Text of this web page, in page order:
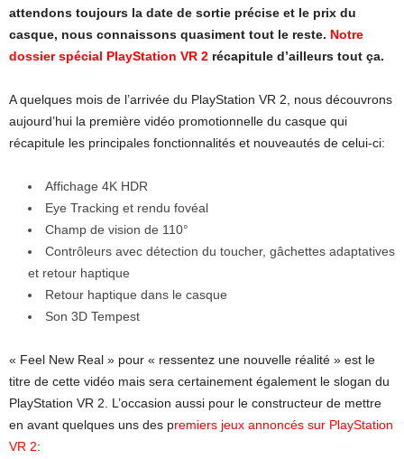
attendons toujours la date de sortie précise et le prix du
casque, nous connaissons quasiment tout le reste. Notre
dossier spécial PlayStation VR 2 récapitule d’ailleurs tout ça.
A quelques mois de l’arrivée du PlayStation VR 2, nous découvrons
aujourd’hui la première vidéo promotionnelle du casque qui
récapitule les principales fonctionnalités et nouveautés de celui-ci:
Affichage 4K HDR
Eye Tracking et rendu fovéal
Champ de vision de 110°
Contrôleurs avec détection du toucher, gâchettes adaptatives
et retour haptique
Retour haptique dans le casque
Son 3D Tempest
« Feel New Real » pour « ressentez une nouvelle réalité » est le
titre de cette vidéo mais sera certainement également le slogan du
PlayStation VR 2. L’occasion aussi pour le constructeur de mettre
en avant quelques uns des premiers jeux annoncés sur PlayStation
VR 2: